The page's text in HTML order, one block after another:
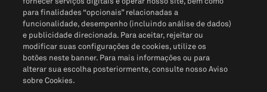
para finalidades “opcionais” relacionadas a
funcionalidade, desempenho (incluindo análise de dados)
e publicidade direcionada. Para aceitar, rejeitar ou
modificar suas configurações de cookies, utilize os
botões neste banner. Para mais informações ou para
alterar sua escolha posteriormente, consulte nosso Aviso
sobre Cookies.